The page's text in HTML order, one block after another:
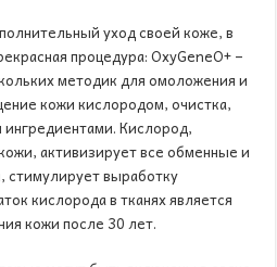
уход своей коже, в
процедура: OxyGeneO+ –
методик для омоложения и
кожи кислородом, очистка,
Кислород,
активизирует все обменные и
стимулирует выработку
кислорода в тканях является
кожи после 30 лет.